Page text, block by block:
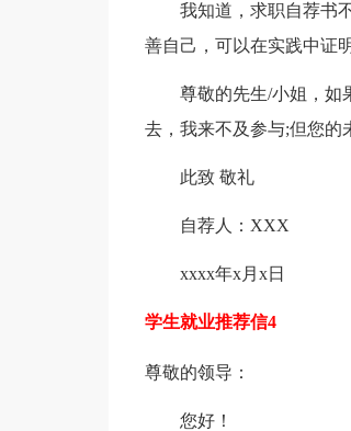
我知道，求职自荐书不
善自己，可以在实践中证
尊敬的先生/小姐，如果
去，我来不及参与;但您的
此致 敬礼
自荐人：XXX
xxxx年x月x日
学生就业推荐信4
尊敬的领导：
您好！